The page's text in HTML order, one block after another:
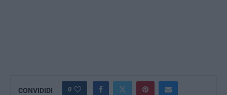
CONVIDIDI 0